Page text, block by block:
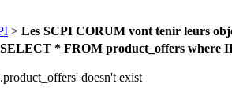
> Les SCPI CORUM vont tenir leurs
* FROM product_offers where ID
doesn't exist